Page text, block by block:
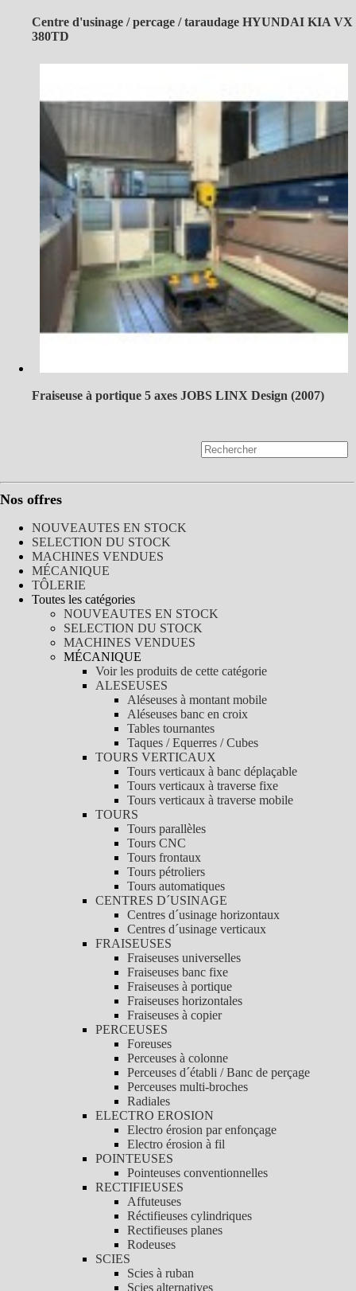
Centre d'usinage / percage / taraudage HYUNDAI KIA VX
380TD
Fraiseuse à portique 5 axes JOBS LINX Design (2007)
Nos offres
NOUVEAUTES EN STOCK
SELECTION DU STOCK
MACHINES VENDUES
MÉCANIQUE
TÔLERIE
Toutes les catégories
NOUVEAUTES EN STOCK
SELECTION DU STOCK
MACHINES VENDUES
MÉCANIQUE
Voir les produits de cette catégorie
ALESEUSES
Aléseuses à montant mobile
Aléseuses banc en croix
Tables tournantes
Taques / Equerres / Cubes
TOURS VERTICAUX
Tours verticaux à banc déplaçable
Tours verticaux à traverse fixe
Tours verticaux à traverse mobile
TOURS
Tours parallèles
Tours CNC
Tours frontaux
Tours pétroliers
Tours automatiques
CENTRES D´USINAGE
Centres d´usinage horizontaux
Centres d´usinage verticaux
FRAISEUSES
Fraiseuses universelles
Fraiseuses banc fixe
Fraiseuses à portique
Fraiseuses horizontales
Fraiseuses à copier
PERCEUSES
Foreuses
Perceuses à colonne
Perceuses d´établi / Banc de perçage
Perceuses multi-broches
Radiales
ELECTRO EROSION
Electro érosion par enfonçage
Electro érosion à fil
POINTEUSES
Pointeuses conventionnelles
RECTIFIEUSES
Affuteuses
Réctifieuses cylindriques
Rectifieuses planes
Rodeuses
SCIES
Scies à ruban
Scies alternatives